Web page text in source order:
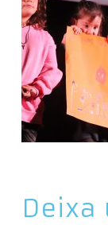
Deixa